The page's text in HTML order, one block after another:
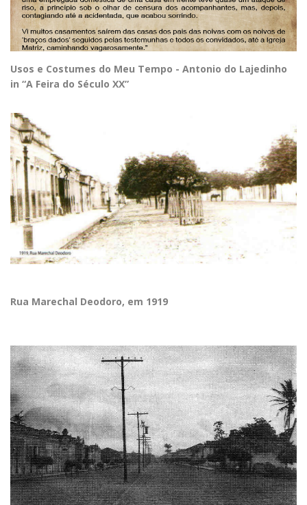
Usos e Costumes do Meu Tempo - Antonio do Lajedinho
in “A Feira do Século XX”
Rua Marechal Deodoro, em 1919